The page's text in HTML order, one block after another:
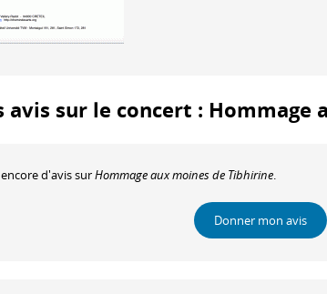
avis sur le concert : Hommage
d'avis surHommage aux moines de Tibhirine
Donner mon avis